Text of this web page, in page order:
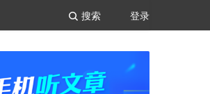
登录
搜索